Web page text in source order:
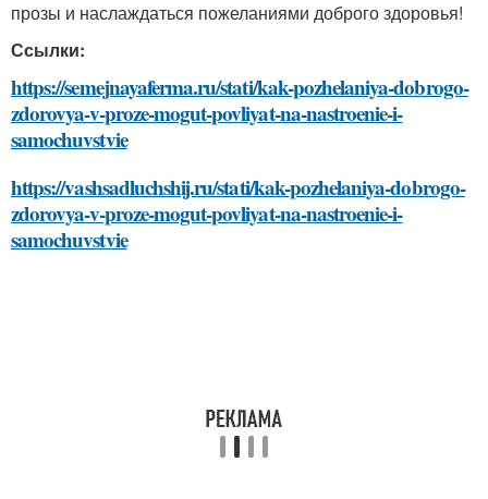
прозы и наслаждаться пожеланиями доброго здоровья!
Ссылки:
https://semejnayaferma.ru/stati/kak-pozhelaniya-dobrogo-
zdorovya-v-proze-mogut-povliyat-na-nastroenie-i-
samochuvstvie
https://vashsadluchshij.ru/stati/kak-pozhelaniya-dobrogo-
zdorovya-v-proze-mogut-povliyat-na-nastroenie-i-
samochuvstvie